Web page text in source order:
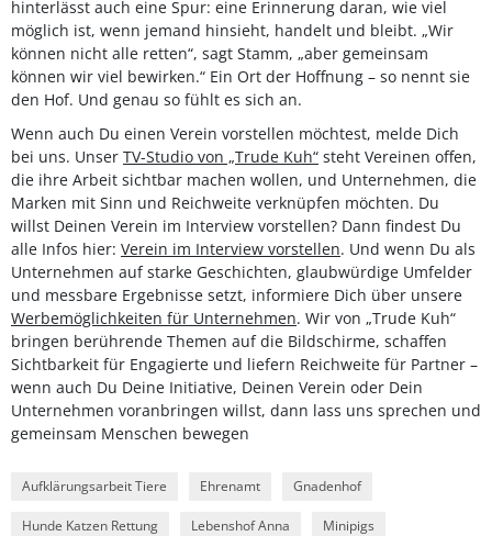
hinterlässt auch eine Spur: eine Erinnerung daran, wie viel
möglich ist, wenn jemand hinsieht, handelt und bleibt. „Wir
können nicht alle retten“, sagt Stamm, „aber gemeinsam
können wir viel bewirken.“ Ein Ort der Hoffnung – so nennt sie
den Hof. Und genau so fühlt es sich an.
Wenn auch Du einen Verein vorstellen möchtest, melde Dich
bei uns. Unser TV-Studio von „Trude Kuh“ steht Vereinen offen,
die ihre Arbeit sichtbar machen wollen, und Unternehmen, die
Marken mit Sinn und Reichweite verknüpfen möchten. Du
willst Deinen Verein im Interview vorstellen? Dann findest Du
alle Infos hier: Verein im Interview vorstellen. Und wenn Du als
Unternehmen auf starke Geschichten, glaubwürdige Umfelder
und messbare Ergebnisse setzt, informiere Dich über unsere
Werbemöglichkeiten für Unternehmen. Wir von „Trude Kuh“
bringen berührende Themen auf die Bildschirme, schaffen
Sichtbarkeit für Engagierte und liefern Reichweite für Partner –
wenn auch Du Deine Initiative, Deinen Verein oder Dein
Unternehmen voranbringen willst, dann lass uns sprechen und
gemeinsam Menschen bewegen
Aufklärungsarbeit Tiere Ehrenamt Gnadenhof
Hunde Katzen Rettung Lebenshof Anna Minipigs